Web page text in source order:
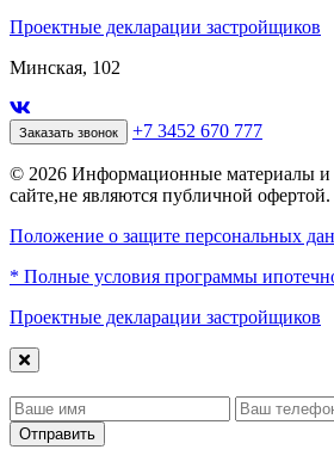
Проектные декларации застройщиков
Минская, 102
Заказать звонок +7 3452 670 777
© 2026 Информационные материалы
сайте,не являются публичной офертой.
Положение о защите персональных
* Полные условия программы
Проектные декларации застройщиков
Отправить